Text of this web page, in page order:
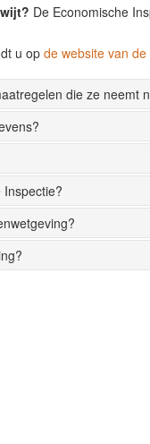
De Economische
u op de website van
die ze neemt